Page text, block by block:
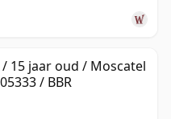
/ 15 jaar oud / Moscatel
/ BBR